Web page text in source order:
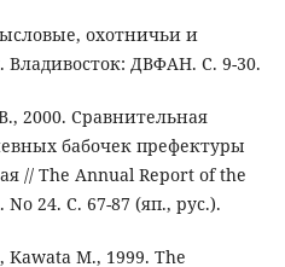
охотничьи и
ДВФАН. С. 9-30.
2000. Сравнительная
бабочек префектуры
// The Annual Report of the
24. С. 67-87 (яп., рус.).
Kawata M., 1999. The